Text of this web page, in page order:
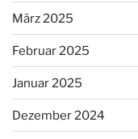
März 2025
Februar 2025
Januar 2025
Dezember 2024